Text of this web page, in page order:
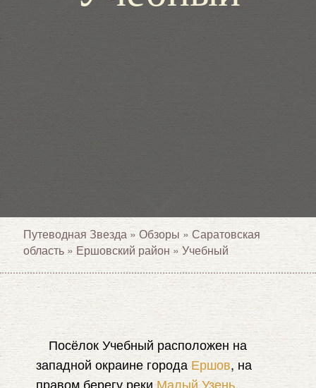
Путеводная Звезда » Обзоры » Саратовская
область » Ершовский район » Учебный
Посёлок Учебный расположен на
западной окраине города Ершов, на
правом берегу реки Малый Узень.